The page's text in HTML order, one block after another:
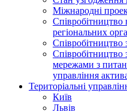
Міжнародні
регіональних
Співробітництво
Співробітництво
мережами з
управління
Територіальні
Київ
Львів